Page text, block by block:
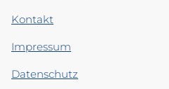
Kontakt
Impressum
Datenschutz